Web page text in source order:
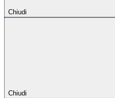
Chiudi
Chiudi